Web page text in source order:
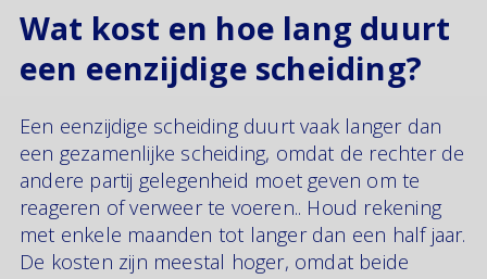
Wat kost en hoe lang duurt
een eenzijdige scheiding?
Een eenzijdige scheiding duurt vaak langer dan
een gezamenlijke scheiding, omdat de rechter de
andere partij gelegenheid moet geven om te
reageren of verweer te voeren.. Houd rekening
met enkele maanden tot langer dan een half jaar.
De kosten zijn meestal hoger, omdat beide